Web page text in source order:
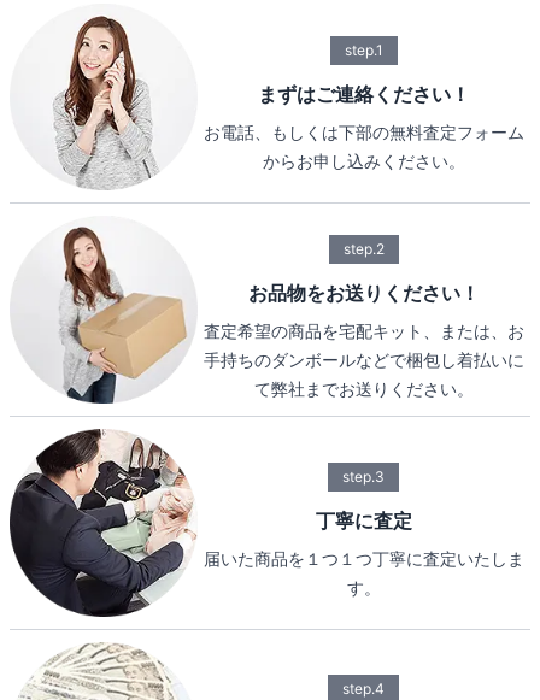
step.1
まずはご連絡ください！
お電話、もしくは下部の無料査定フォーム
からお申し込みください。
step.2
お品物をお送りください！
査定希望の商品を宅配キット、または、お
手持ちのダンボールなどで梱包し着払いに
て弊社までお送りください。
step.3
丁寧に査定
届いた商品を１つ１つ丁寧に査定いたしま
す。
step.4